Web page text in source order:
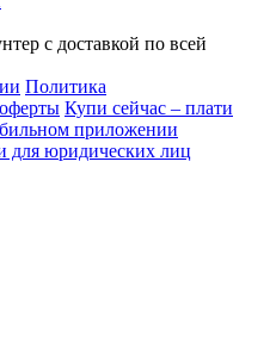
с доставкой по всей
Политика
Купи сейчас – плати
приложении
для юридических лиц